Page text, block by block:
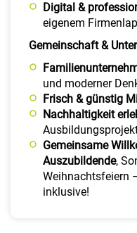
Digital &
eigenem
Gemeinschaft &
und moderner
Frisch & günstig
Nachhaltigkeit
Gemeinsame
Auszubildende,
Weihnachtsfeiern
inklusive!